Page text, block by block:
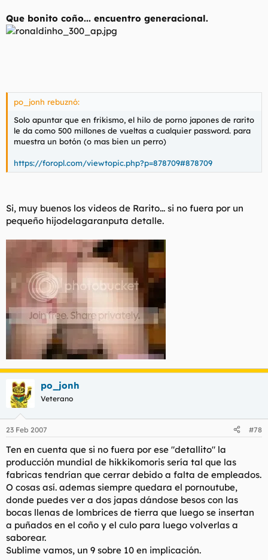
Que bonito coño... encuentro generacional.
po_jonh rebuznó:
Solo apuntar que en frikismo, el hilo de porno japones de rarito
le da como 500 millones de vueltas a cualquier password. para
muestra un botón (o mas bien un perro)
https://foropl.com/viewtopic.php?p=878709#878709
Si, muy buenos los videos de Rarito... si no fuera por un
pequeño hijodelagaranputa detalle.
po_jonh
Veterano
23 Feb 2007 #78
Ten en cuenta que si no fuera por ese "detallito" la
producción mundial de hikkikomoris sería tal que las
fabricas tendrían que cerrar debido a falta de empleados.
O cosas así. ademas siempre quedara el pornoutube,
donde puedes ver a dos japas dándose besos con las
bocas llenas de lombrices de tierra que luego se insertan
a puñados en el coño y el culo para luego volverlas a
saborear.
Sublime vamos, un 9 sobre 10 en implicación.